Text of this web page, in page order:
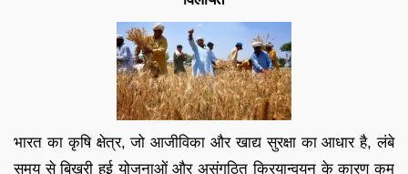
भारत का कृषि क्षेत्र, जो आजीविका और खाद्य सुरक्षा का आधार है, लंबे
समय से बिखरी हुई योजनाओं और असंगठित क्रियान्वयन के कारण कम